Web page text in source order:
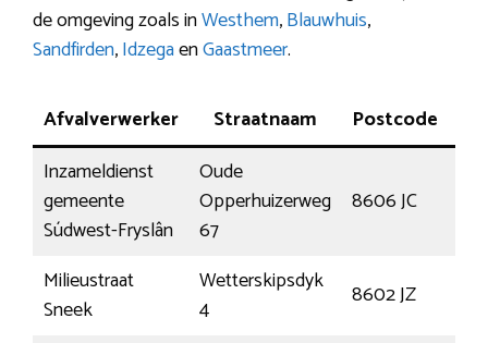
de omgeving zoals inWesthem,Blauwhuis,
Sandfirden,IdzegaenGaastmeer.
Afvalverwerker Straatnaam Postcode
Inzameldienst
gemeente
Súdwest-Fryslân
Oude
Opperhuizerweg
67
8606 JC
Milieustraat
Sneek
Wetterskipsdyk
4
8602 JZ